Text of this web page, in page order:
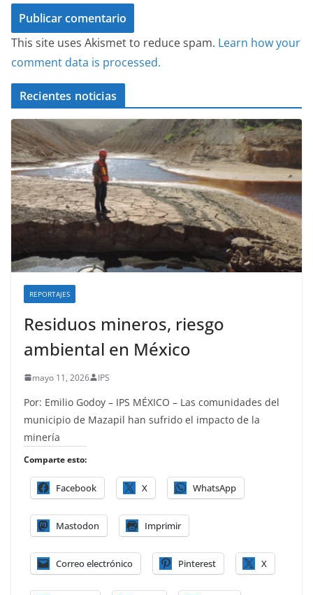
This site uses Akismet to reduce spam. Learn how your
comment data is processed.
Recientes noticias
REPORTAJES
Residuos mineros, riesgo
ambiental en México
mayo 11, 2026 IPS
Por: Emilio Godoy – IPS MÉXICO – Las comunidades del
municipio de Mazapil han sufrido el impacto de la
minería
Comparte esto:
Facebook X WhatsApp
Mastodon Imprimir
Correo electrónico Pinterest X